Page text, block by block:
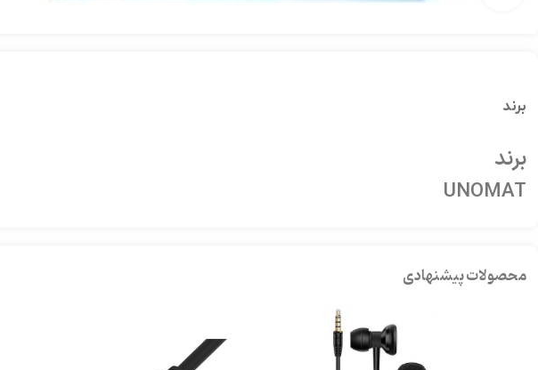
برند
برند
UNOMAT
محصولات پیشنهادی